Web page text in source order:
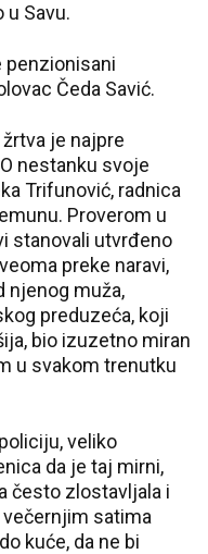
u Savu.
penzionisani
Čeda Savić.
je najpre
nestanku svoje
Trifunović, radnica
Proverom u
stanovali utvrđeno
preke naravi,
njenog muža,
preduzeća, koji
bio izuzetno miran
u svakom trenutku
veliko
da je taj mirni,
često zlostavljala i
satima
kuće, da ne bi